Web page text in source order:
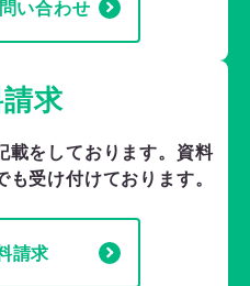
い合わせ
求
をしております。 資料
受け付けております。
請求